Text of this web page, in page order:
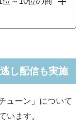
し配信も実施
ューン」について
います。